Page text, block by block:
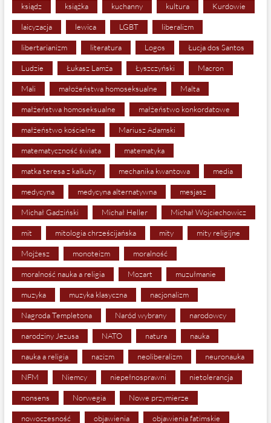
ksiądz książka kuchanny kultura Kurdowie
laicyzacja lewica LGBT liberalizm
libertarianizm literatura Logos Łucja dos Santos
Ludzie Łukasz Lamża Łyszczyński Macron
Mali małożeństwa homoseksualne Malta
małżeństwa homoseksualne małżeństwo konkordatowe
małżeństwo kościelne Mariusz Adamski
matematyczność świata matematyka
matka teresa z kalkuty mechanika kwantowa media
medycyna medycyna alternatywna mesjasz
Michał Gadziński Michał Heller Michał Wojciechowicz
mit mitologia chrześcijańska mity mity religijne
Mojżesz monoteizm moralność
moralność nauka a religia Mozart muzułmanie
muzyka muzyka klasyczna nacjonalizm
Nagroda Templetona Naród wybrany narodowcy
narodziny Jezusa NATO natura nauka
nauka a religia nazizm neoliberalizm neuronauka
NFM Niemcy niepełnosprawni nietolerancja
nonsens Norwegia Nowe przymierze
nowoczesność objawienia objawienia fatimskie